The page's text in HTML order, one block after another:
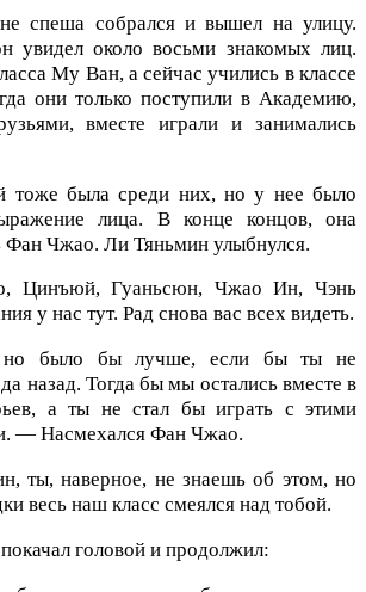
спеша собрался и вышел на улицу.
увидел около восьми знакомых лиц.
Му Ван, а сейчас учились в классе
они только поступили в Академию,
вместе играли и занимались
тоже была среди них, но у нее было
лица. В конце концов, она
Фан Чжао. Ли Тяньмин улыбнулся.
Цинъюй, Гуаньсюн, Чжао Ин, Чэнь
у нас тут. Рад снова вас всех видеть.
было бы лучше, если бы ты не
назад. Тогда бы мы остались вместе в
а ты не стал бы играть с этими
— Насмехался Фан Чжао.
ты, наверное, не знаешь об этом, но
весь наш класс смеялся над тобой.
головой и продолжил: